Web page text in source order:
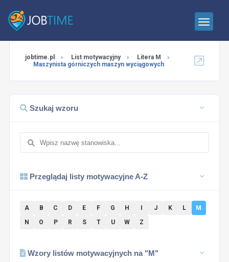
jobtime.pl List motywacyjny
Litera M
Maszynista górniczych maszyn wyciągowych
Szukaj wzoru
Przeglądaj listy motywacyjne A-Z
A B C D E F G H J K L
M
N
O P R S T U W Z
Wzory listów motywacyjnych na "M"